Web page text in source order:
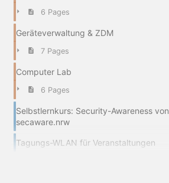
6 Pages
Geräteverwaltung & ZDM
7 Pages
Computer Lab
6 Pages
Selbstlernkurs: Security-Awareness von
secaware.nrw
Tagungs-WLAN für Veranstaltungen